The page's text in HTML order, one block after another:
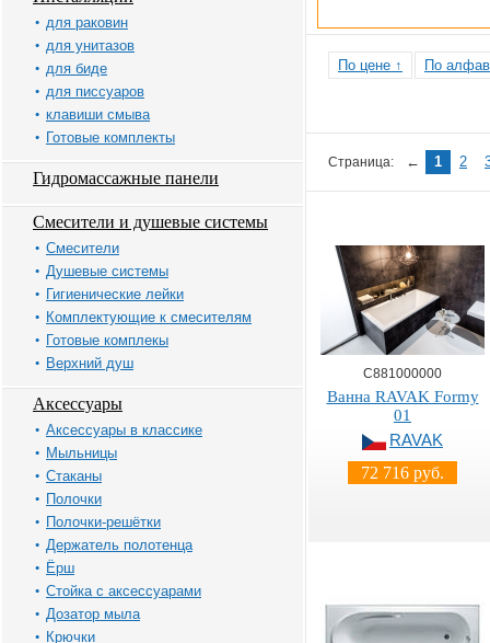
для раковин
для унитазов
для биде
для писсуаров
клавиши смыва
Готовые комплекты
Гидромассажные панели
Смесители и душевые системы
Смесители
Душевые системы
Гигиенические лейки
Комплектующие к смесителям
Готовые комплекы
Верхний душ
Аксессуары
Аксессуары в классике
Мыльницы
Стаканы
Полочки
Полочки-решётки
Держатель полотенца
Ёрш
Стойка с аксессуарами
Дозатор мыла
Крючки
По цене ↑ По
Страница: ← 1 2
C881000000
Ванна RAVAK Formy
01
RAVAK
72 716 руб.